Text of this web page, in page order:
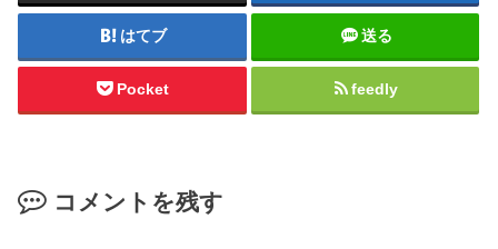
はてブ 送る
Pocket feedly
コメントを残す